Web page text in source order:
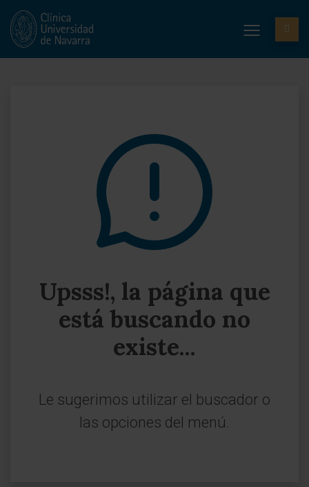
Upsss!, la página que
está buscando no
existe...
Le sugerimos utilizar el buscador o
las opciones del menú.